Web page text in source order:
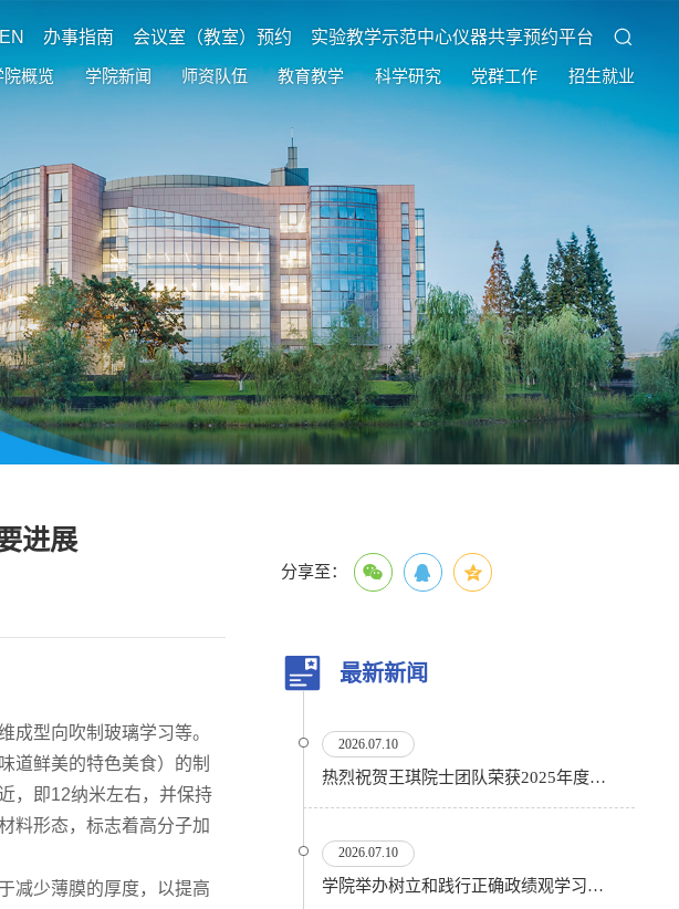
EN 办事指南 会议室（教室）预约 实验教学示范中心仪器共享预约平台
院概览 学院新闻 师资队伍 教育教学 科学研究 党群工作 招生就业
进展
成型向吹制玻璃学习等。
道鲜美的特色美食）的制
，即12纳米左右，并保持
料形态，标志着高分子加
减少薄膜的厚度，以提高
分享至：
最新新闻
2026.07.10
热烈祝贺王琪院士团队荣获2025年度国家科技进步奖二等奖
2026.07.10
学院举办树立和践行正确政绩观学习教育专题讲座暨援藏精神宣讲会